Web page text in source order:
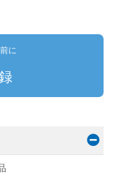
に